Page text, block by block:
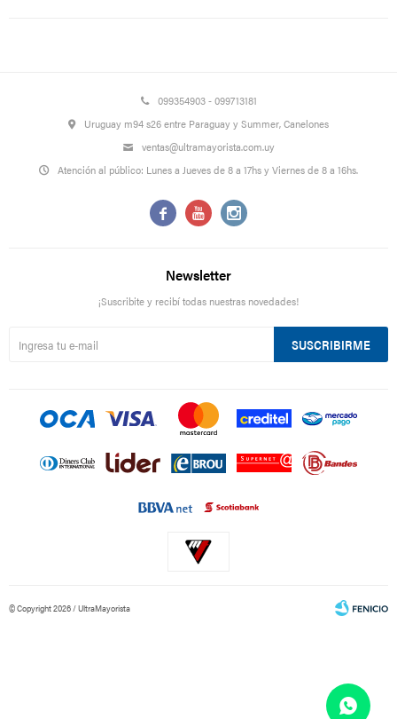
099354903 - 099713181
Uruguay m94 s26 entre Paraguay y Summer, Canelones
ventas@ultramayorista.com.uy
Atención al público: Lunes a Jueves de 8 a 17hs y Viernes de 8 a 16hs.
  
Newsletter
¡Suscribite y recibí todas nuestras novedades!
SUSCRIBIRME
© Copyright 2026 / UltraMayorista